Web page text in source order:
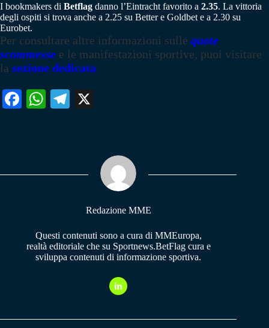
I bookmakers di Betflag danno l’Eintracht favorito a 2.35. La vittoria
degli ospiti si trova anche a 2.25 su Better e Goldbet e a 2.30 su
Eurobet.
Per consultare altre informazioni sulle quote
scommesse e le manifestazioni sportive, puoi visitare
la sezione dedicata
Fa W
pp
Te
m
Redazione MME
Questi contenuti sono a cura di MMEuropa,
realtà editoriale che su Sportnews.BetFlag cura e
sviluppa contenuti di informazione sportiva.